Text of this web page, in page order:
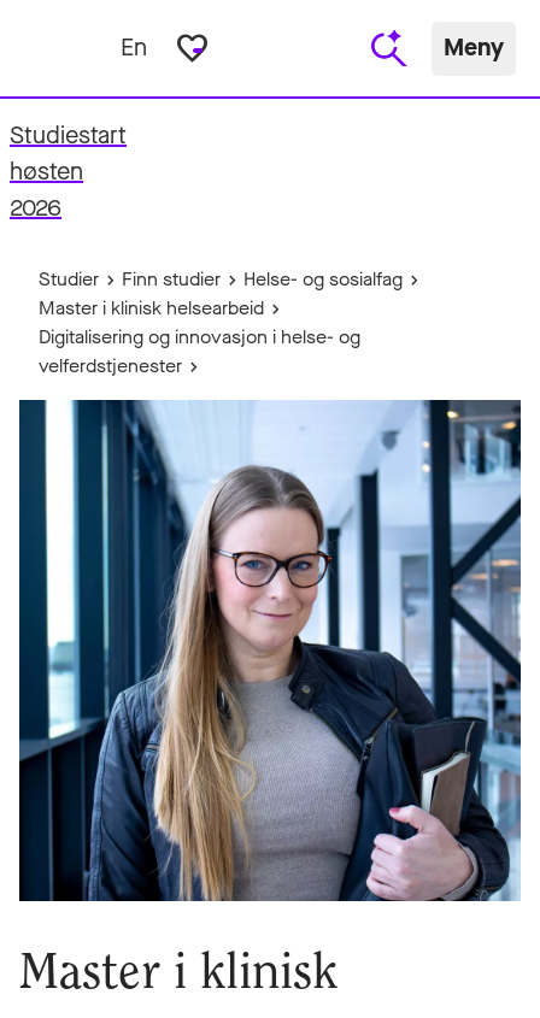
En favorite_border Meny
Studiestart
høsten
2026
Studier Finn studier
Helse- og sosialfag
Master i klinisk helsearbeid
Digitalisering og innovasjon i helse- og
velferdstjenester
Master i klinisk